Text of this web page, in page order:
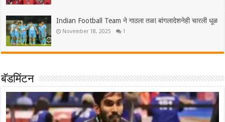
Indian Football Team ने गाठला तळ! बांगलादेशनेही चारली धूळ
November 18, 2025 1
बॅडमिंटन